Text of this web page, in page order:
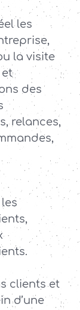
les
la visite
et
des
relances,
clients et
d’une